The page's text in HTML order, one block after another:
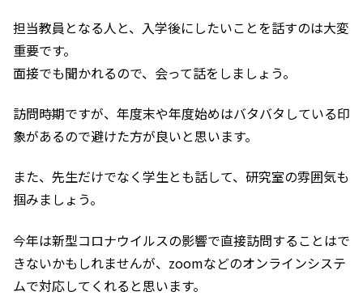
担当教員となる人と、入学後にしたいことを話すのは大変
重要です。
面接でも聞かれるので、会って話をしましょう。
訪問時期ですが、年度末や年度始めはバタバタしている印
象があるので避けた方が良いと思います。
また、先生だけでなく学生とも話して、研究室の雰囲気も
掴みましょう。
今年は新型コロナウイルスの影響で直接訪問することはで
きないかもしれませんが、zoomなどのオンラインシステ
ムで対応してくれると思います。